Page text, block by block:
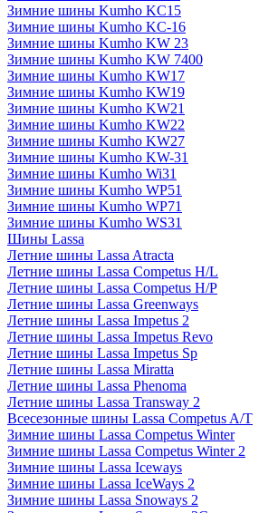
Зимние шины Kumho KC15
Зимние шины Kumho KC-16
Зимние шины Kumho KW 23
Зимние шины Kumho KW 7400
Зимние шины Kumho KW17
Зимние шины Kumho KW19
Зимние шины Kumho KW21
Зимние шины Kumho KW22
Зимние шины Kumho KW27
Зимние шины Kumho KW-31
Зимние шины Kumho Wi31
Зимние шины Kumho WP51
Зимние шины Kumho WP71
Зимние шины Kumho WS31
Шины Lassa
Летние шины Lassa Atracta
Летние шины Lassa Competus H/L
Летние шины Lassa Competus H/P
Летние шины Lassa Greenways
Летние шины Lassa Impetus 2
Летние шины Lassa Impetus Revo
Летние шины Lassa Impetus Sp
Летние шины Lassa Miratta
Летние шины Lassa Phenoma
Летние шины Lassa Transway 2
Всесезонные шины Lassa Competus A/T
Зимние шины Lassa Competus Winter
Зимние шины Lassa Competus Winter 2
Зимние шины Lassa Iceways
Зимние шины Lassa IceWays 2
Зимние шины Lassa Snoways 2